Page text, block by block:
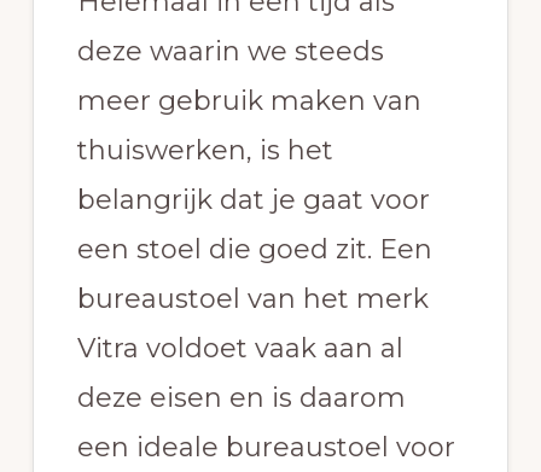
deze waarin we steeds
meer gebruik maken van
thuiswerken, is het
belangrijk dat je gaat voor
een stoel die goed zit. Een
bureaustoel van het merk
Vitra voldoet vaak aan al
deze eisen en is daarom
een ideale bureaustoel voor